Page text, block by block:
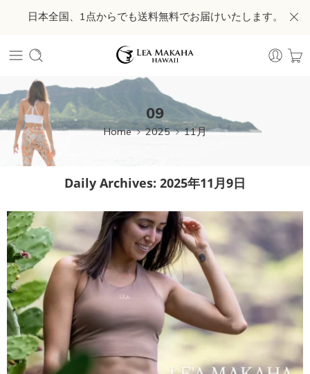
日本全国、1点からでも送料無料でお届けいたします。
09
Home 2025 11月
Daily Archives: 2025年11月9日